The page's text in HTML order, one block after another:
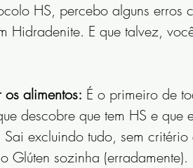
HS, percebo alguns erros
Hidradenite. E que talvez,
os alimentos: É o primeiro de
descobre que tem HS e que
excluindo tudo, sem
Glúten sozinha (erradamente).